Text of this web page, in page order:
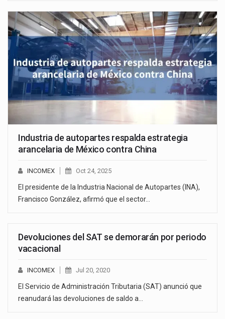
Industria de autopartes respalda estrategia
arancelaria de México contra China
INCOMEX Oct 24, 2025
El presidente de la Industria Nacional de Autopartes (INA),
Francisco González, afirmó que el sector…
Devoluciones del SAT se demorarán por periodo
vacacional
INCOMEX Jul 20, 2020
El Servicio de Administración Tributaria (SAT) anunció que
reanudará las devoluciones de saldo a…